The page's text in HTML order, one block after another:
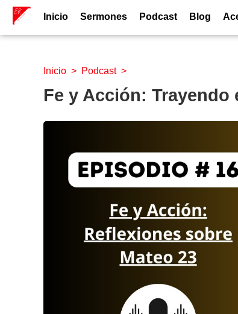
Inicio Sermones Podcast Blog
Inicio > Podcast>
Fe y Acción: Trayendo